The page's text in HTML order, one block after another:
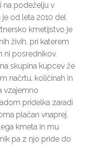
na podeželju v
je od leta 2010 del
kmetijstvo je
živih, pri katerem
ni posrednikov.
skupina kupcev že
načrtu, količinah in
vzajemno
pridelka zaradi
plačan vnaprej.
kmeta in mu
pa z njo pride do